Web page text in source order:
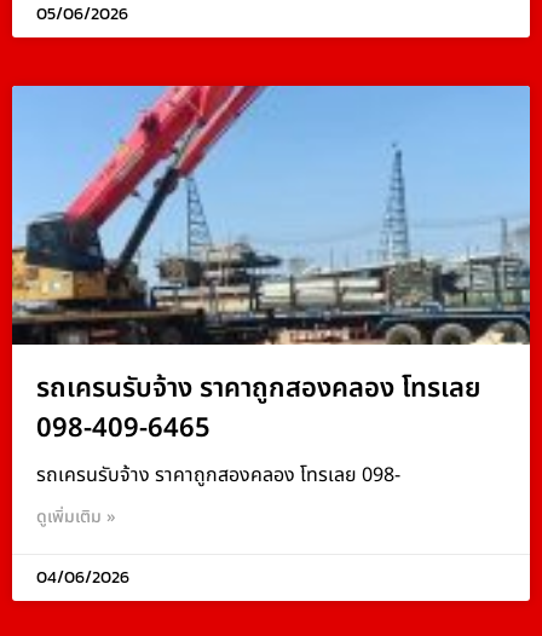
05/06/2026
รถเครนรับจ้าง ราคาถูกสองคลอง โทรเลย
098-409-6465
รถเครนรับจ้าง ราคาถูกสองคลอง โทรเลย 098-
ดูเพิ่มเติม »
04/06/2026